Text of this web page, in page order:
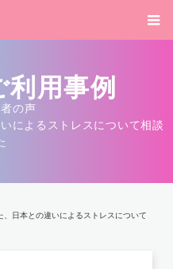
利用事例
の声
によるストレスについて相談
、日本との違いによるストレスについて